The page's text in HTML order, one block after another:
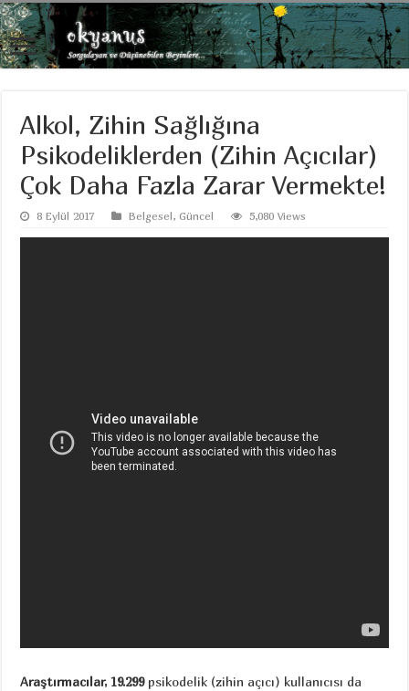
Alkol, Zihin Sağlığına
Psikodeliklerden (Zihin Açıcılar)
Çok Daha Fazla Zarar Vermekte!
8 Eylül 2017 Belgesel,Güncel 5,080 Views
Araştırmacılar, 19.299psikodelik (zihin açıcı) kullanıcısı da